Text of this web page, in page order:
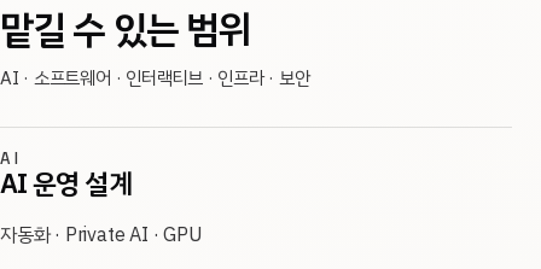
맡길 수 있는 범위
AI · 소프트웨어 · 인터랙티브 · 인프라 · 보안
AI
AI 운영 설계
자동화 · Private AI · GPU